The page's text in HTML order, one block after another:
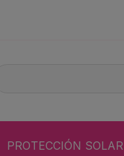
PROTECCIÓN SOLAR